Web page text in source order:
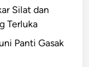
Silat dan
Terluka
Panti Gasak